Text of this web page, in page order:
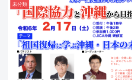
未分類